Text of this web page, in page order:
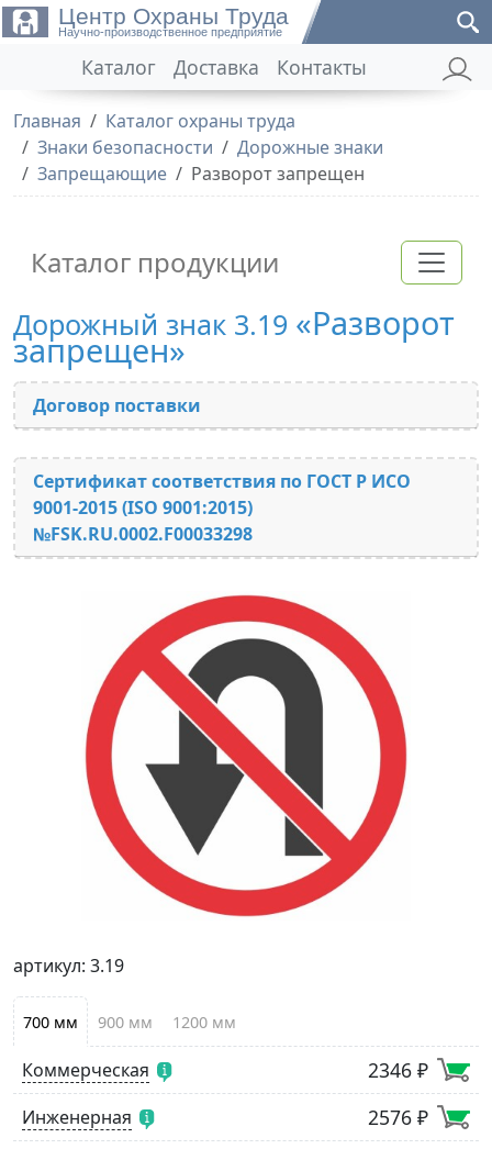
Центр Охраны Труда
Научно-производственное предприятие
Каталог Доставка Контакты
Главная
Каталог охраны труда
Знаки безопасности
Дорожные знаки
Запрещающие
Разворот запрещен
Каталог продукции
Дорожный знак 3.19 «Разворот
запрещен»
Договор поставки
Сертификат соответствия по ГОСТ Р ИСО
9001-2015 (ISO 9001:2015)
№FSK.RU.0002.F00033298
артикул: 3.19
700 мм 900 мм 1200 мм
Коммерческая 2346 ₽
Инженерная 2576 ₽